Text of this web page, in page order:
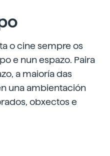
o cine sempre os
e nun espazo. Paira
a maioría das
una ambientación
obxectos e